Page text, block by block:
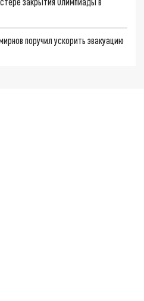
поручил ускорить эвакуацию